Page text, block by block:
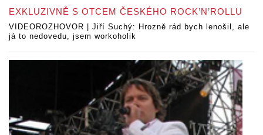
EXKLUZIVNĚ S OTCEM ČESKÉHO ROCK’N’ROLLU
VIDEOROZHOVOR | Jiří Suchý: Hrozně rád bych lenošil, ale
já to nedovedu, jsem workoholik